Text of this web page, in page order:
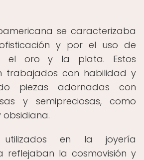
se caracterizaba
y por el uso de
el oro y la plata. Estos
trabajados con habilidad y
piezas adornadas con
y semipreciosas, como
obsidiana.
utilizados en la joyería
reflejaban la cosmovisión y